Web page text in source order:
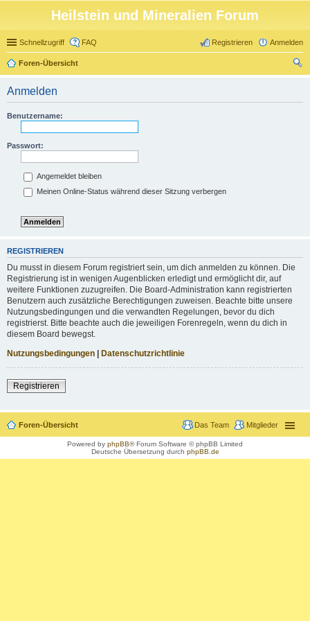
Heilstein und Mineralien Forum
Schnellzugriff FAQ Anmelden
Registrieren
Foren-Übersicht
Anmelden
Benutzername:
Passwort:
Angemeldet bleiben
Meinen Online-Status während dieser Sitzung verbergen
REGISTRIEREN
Du musst in diesem Forum registriert sein, um dich anmelden zu können. Die
Registrierung ist in wenigen Augenblicken erledigt und ermöglicht dir, auf
weitere Funktionen zuzugreifen. Die Board-Administration kann registrierten
Benutzern auch zusätzliche Berechtigungen zuweisen. Beachte bitte unsere
Nutzungsbedingungen und die verwandten Regelungen, bevor du dich
registrierst. Bitte beachte auch die jeweiligen Forenregeln, wenn du dich in
diesem Board bewegst.
Nutzungsbedingungen | Datenschutzrichtlinie
Registrieren
Foren-Übersicht Mitglieder
Das Team
Powered by phpBB® Forum Software © phpBB Limited
Deutsche Übersetzung durch phpBB.de